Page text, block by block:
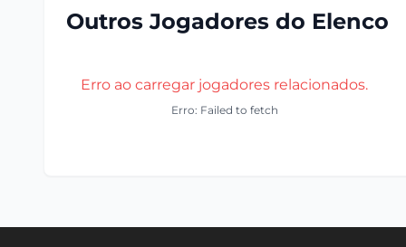
Outros Jogadores do Elenco
Erro ao carregar jogadores relacionados.
Erro: Failed to fetch